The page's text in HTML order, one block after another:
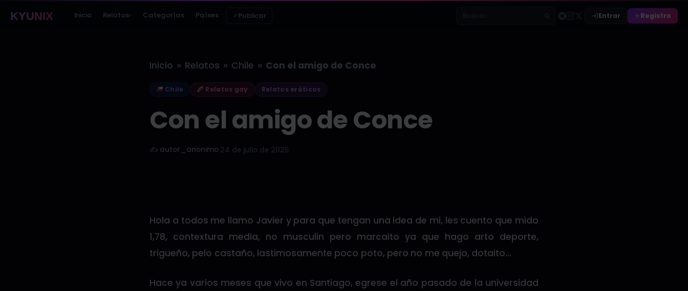
KYUNIX Inicio Relatos▾ Categorías Países Publicar Entrar Registro
Inicio » Relatos » Chile » Con el amigo de Conce
Chile Relatos gay Relatos eróticos
Con el amigo de Conce
✍️ autor_anonimo 24 de julio de 2025
Hola a todos me llamo Javier y para que tengan una idea de mi, les cuento que mido
1,78, contextura media, no musculin pero marcaito ya que hago arto deporte,
trigueño, pelo castaño, lastimosamente poco poto, pero no me quejo, dotaito…
Hace ya varios meses que vivo en Santiago, egrese el año pasado de la universidad